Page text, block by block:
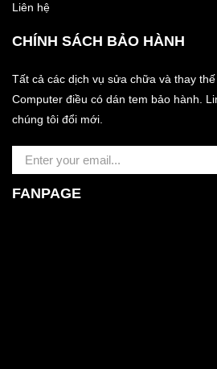
Liên hệ
CHÍNH SÁCH BẢO HÀNH
Tất cả các dịch vụ sửa chữa và thay
Computer điều có dán tem bảo hành.
chúng tôi đổi mới.
FANPAGE